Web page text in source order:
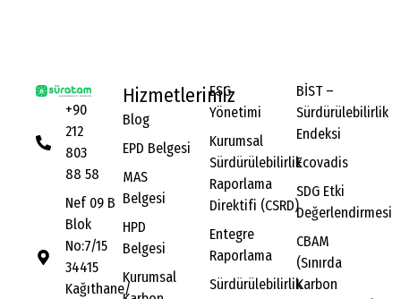
+90
212
803
88 58
Nef 09 B
Blok
No:7/15
34415
Kağıthane/
Hizmetlerimiz
Blog
EPD Belgesi
MAS
Belgesi
HPD
Belgesi
Kurumsal
ESG
Yönetimi
Kurumsal
Sürdürülebilirlik
Raporlama
Direktifi (CSRD)
Entegre
Raporlama
Sürdürülebilirlik
BİST –
Sürdürülebilirlik
Endeksi
Ecovadis
SDG Etki
Değerlendirmesi
CBAM
(Sınırda
Karbon